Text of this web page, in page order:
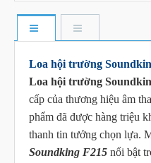
Loa hội trường
Loa hội trường
cấp của thương hiệu âm
phẩm đã được hàng triệu
thanh tin tưởng chọn lựa.
Soundking F215 nổi bật